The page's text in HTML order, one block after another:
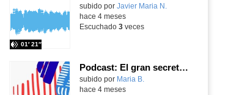
Contenido educativo.
subido por Javier Maria N.
01′ 21″
hace 4 meses
Escuchado 3veces
Podcast: El gran secreto de los Galindo.
Contenido educativo.
subido por Maria B.
hace 4 meses